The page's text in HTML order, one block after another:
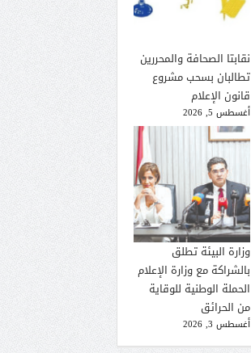
نقابتا الصحافة والمحررين
تطالبان بسحب مشروع
قانون الإعلام
أغسطس 5, 2026
وزارة البيئة تطلق
بالشراكة مع وزارة الإعلام
الحملة الوطنية للوقاية
من الحرائق
أغسطس 3, 2026